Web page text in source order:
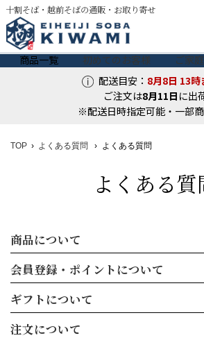
十割そば・越前そばの通販・お取り寄せ
商品一覧 初めてのお客様 ご家
配送目安： 8月8日 13時
ご注文は8月11日 に出
※配送日時指定可能・一部
TOP よくある質問 よくある質問
よくある質
商品について
会員登録・ポイントについて
ギフトについて
注文について